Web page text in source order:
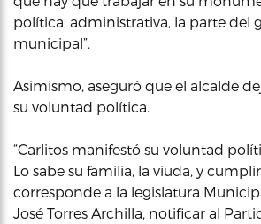
política, administrativa, la parte del
municipal”.
Asimismo, aseguró que el alcalde
su voluntad política.
“Carlitos manifestó su voluntad
Lo sabe su familia, la viuda, y
corresponde a la legislatura
José Torres Archilla, notificar al